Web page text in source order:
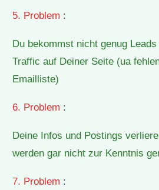
5. Problem :
Du bekommst nicht genug
Traffic auf Deiner Seite (ua
Emailliste)
6. Problem :
Deine Infos und Postings
werden gar nicht zur Kenntnis
7. Problem :